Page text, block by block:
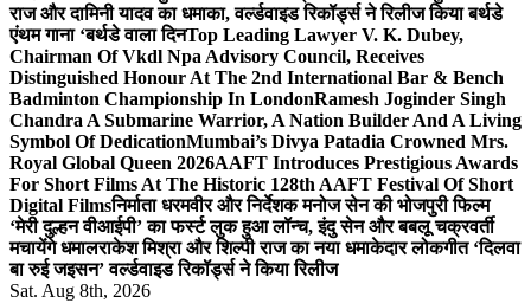
राज और दामिनी यादव का धमाका, वर्ल्डवाइड रिकॉर्ड्स ने रिलीज किया बर्थडे
एंथम गाना ‘बर्थडे वाला दिनTop Leading Lawyer V. K. Dubey,
Chairman Of Vkdl Npa Advisory Council, Receives
Distinguished Honour At The 2nd International Bar & Bench
Badminton Championship In LondonRamesh Joginder Singh
Chandra A Submarine Warrior, A Nation Builder And A Living
Symbol Of DedicationMumbai’s Divya Patadia Crowned Mrs.
Royal Global Queen 2026AAFT Introduces Prestigious Awards
For Short Films At The Historic 128th AAFT Festival Of Short
Digital Filmsनिर्माता धरमवीर और निर्देशक मनोज सेन की भोजपुरी फिल्म
‘मेरी दुल्हन वीआईपी’ का फर्स्ट लुक हुआ लॉन्च, इंदु सेन और बबलू चक्रवर्ती
मचायेंगे धमालराकेश मिश्रा और शिल्पी राज का नया धमाकेदार लोकगीत ‘दिलवा
बा रुई जइसन’ वर्ल्डवाइड रिकॉर्ड्स ने किया रिलीज
Sat. Aug 8th, 2026